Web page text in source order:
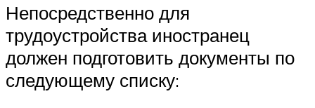
Непосредственно для
трудоустройства иностранец
должен подготовить документы по
следующему списку: